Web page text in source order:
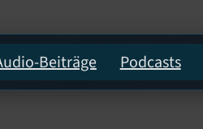
Beiträge Podcasts